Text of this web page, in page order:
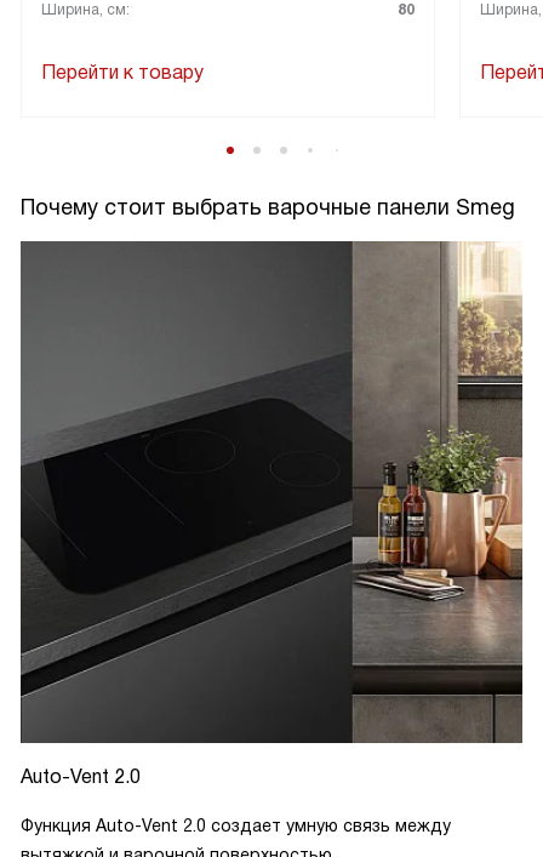
Ширина, см:
80
Перейти к товару
Почему стоит выбрать варочные панели Smeg
Auto-Vent 2.0
Функция Auto-Vent 2.0 создает умную связь между